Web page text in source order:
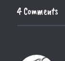
4 Comments